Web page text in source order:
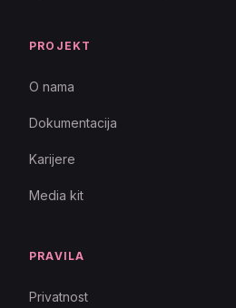
PROJEKT
O nama
Dokumentacija
Karijere
Media kit
PRAVILA
Privatnost